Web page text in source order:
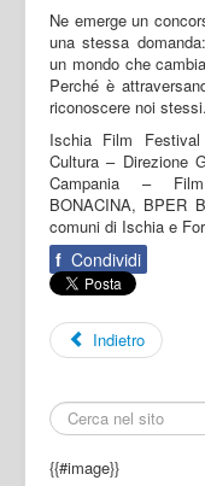
Ne emerge un
una stessa
un mondo che
Perché è
riconoscere noi stessi.
Ischia Film
Cultura – Direzione
Campania – Film
BONACINA, BPER
comuni di Ischia e
f Condividi
Indietro
{{#image}}